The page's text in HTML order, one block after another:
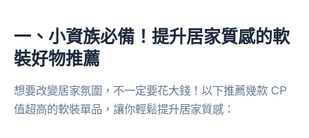
一、小資族必備！提升居家質感的軟
裝好物推薦
想要改變居家氛圍，不一定要花大錢！以下推薦幾款 CP
值超高的軟裝單品，讓你輕鬆提升居家質感：